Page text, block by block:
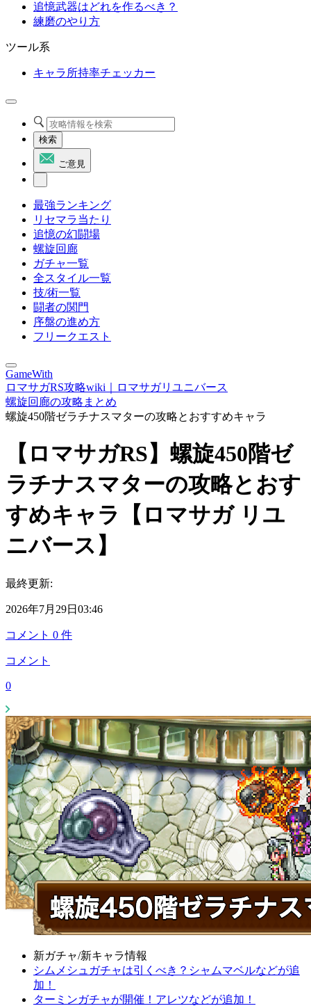
追憶武器はどれを作るべき？
練磨のやり方
ツール系
キャラ所持率チェッカー
検索
ご意見
最強ランキング
リセマラ当たり
追憶の幻闘場
螺旋回廊
ガチャ一覧
全スタイル一覧
技/術一覧
闘者の関門
序盤の進め方
フリークエスト
GameWith
ロマサガRS攻略wiki｜ロマサガリユニバース
螺旋回廊の攻略まとめ
螺旋450階ゼラチナスマターの攻略とおすすめキャラ
【ロマサガRS】螺旋450階ゼ
ラチナスマターの攻略とおす
すめキャラ【ロマサガ リユ
ニバース】
最終更新:
2026年7月29日03:46
コメント 0 件
コメント
0
新ガチャ/新キャラ情報
シムメシュガチャは引くべき？シャムマベルなどが追
加！
ターミンガチャが開催！アレツなどが追加！